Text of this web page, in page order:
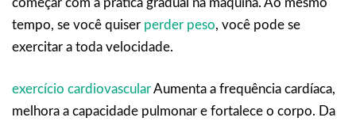
tempo, se você quiser perder peso, você pode se
exercitar a toda velocidade.
exercício cardiovascularAumenta a frequência cardíaca,
melhora a capacidade pulmonar e fortalece o corpo. Da